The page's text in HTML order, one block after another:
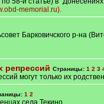
memorial.ru).
Барковичского р-на
репрессий Страницы: 1 2 3
могут только их
1 2
села Текино